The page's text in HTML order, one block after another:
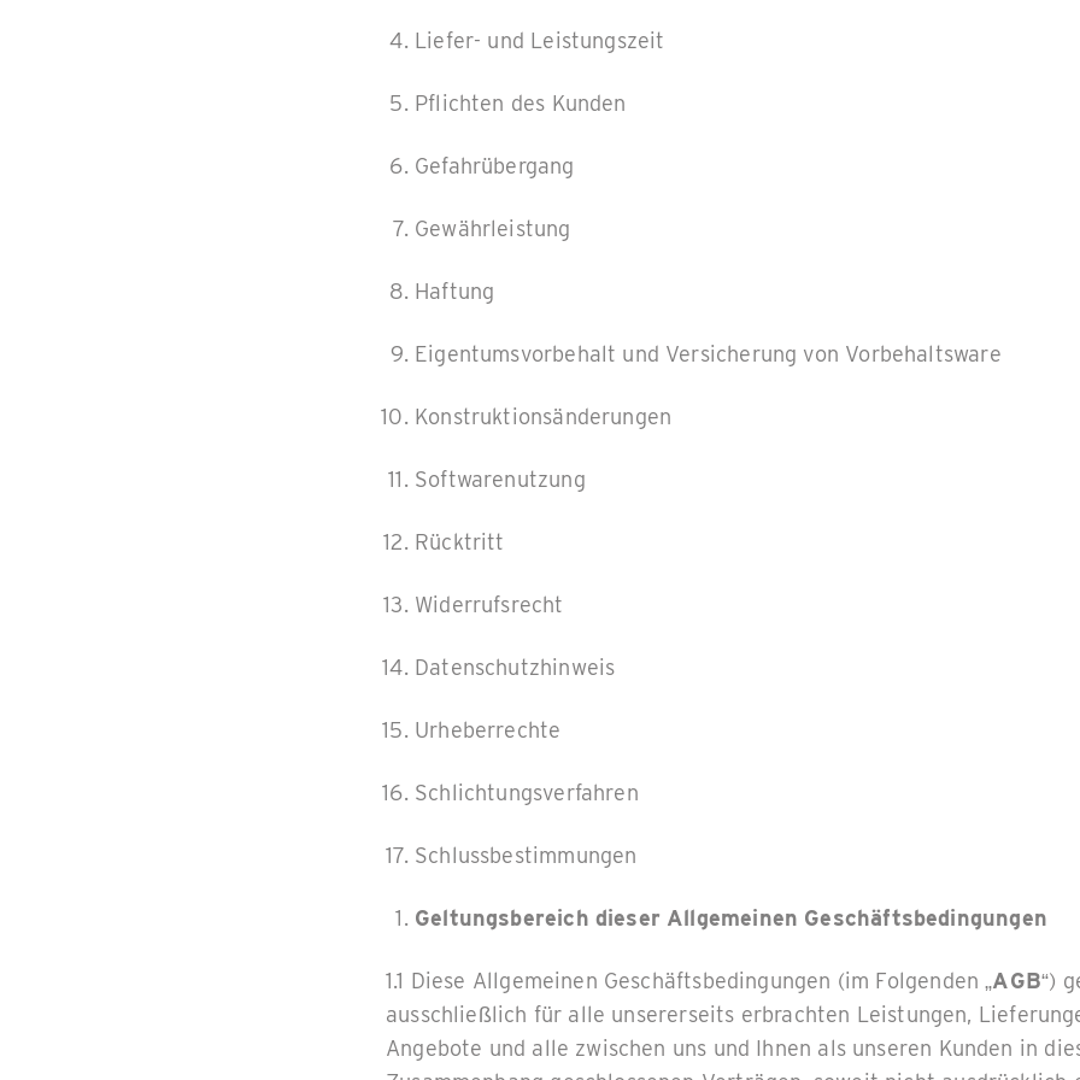
Liefer- und Leistungszeit
Pflichten des Kunden
Gefahrübergang
Gewährleistung
Haftung
Eigentumsvorbehalt und Versicherung von Vorbehaltsware
Konstruktionsänderungen
Softwarenutzung
Rücktritt
Widerrufsrecht
Datenschutzhinweis
Urheberrechte
Schlichtungsverfahren
Schlussbestimmungen
Geltungsbereich dieser Allgemeinen Geschäftsbedingungen
1.1 Diese Allgemeinen Geschäftsbedingungen (im Folgenden „AGB“)
ausschließlich für alle unsererseits erbrachten Leistungen,
Angebote und alle zwischen uns und Ihnen als unseren Kunden in